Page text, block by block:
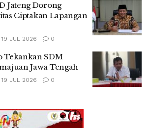
Jateng Dorong
Ciptakan Lapangan
JUL 2026 0
Tekankan SDM
Jawa Tengah
JUL 2026 0